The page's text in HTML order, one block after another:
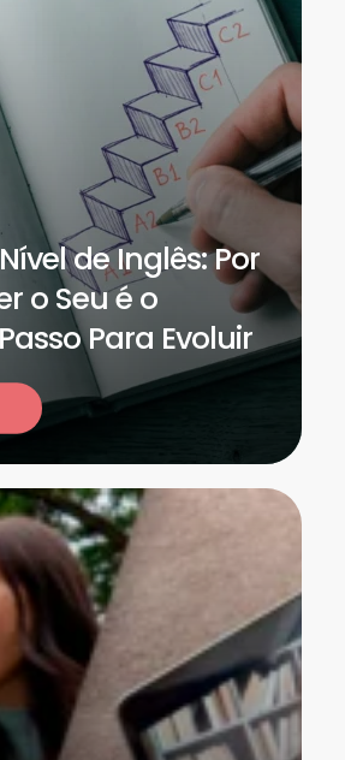
de Inglês: Por
o Seu é o
Para Evoluir